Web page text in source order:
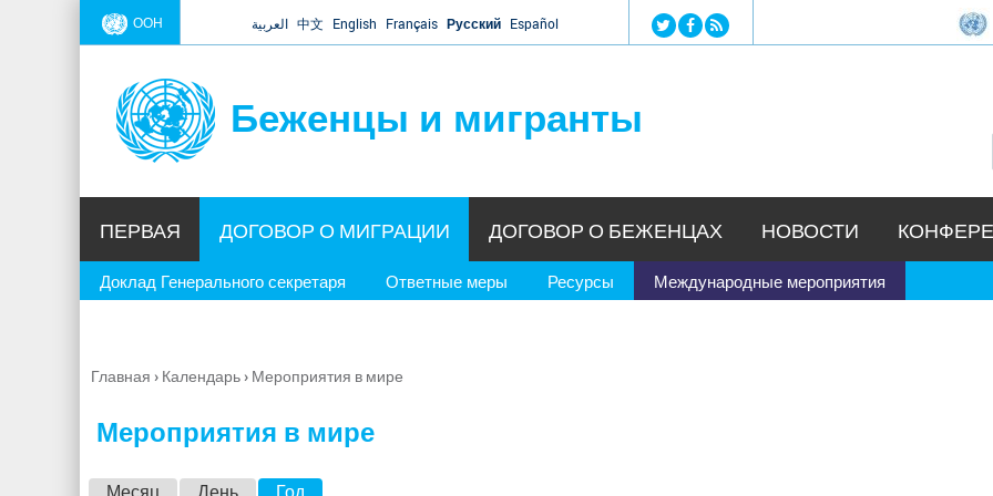
Jump to navigation
ООН العربية 中文 English Français Русский Español
Беженцы и мигранты
ПЕРВАЯ ДОГОВОР О МИГРАЦИИ
Доклад Генерального секретаря Ответные меры Ресурсы Международные мероприятия
ДОГОВОР О БЕЖЕНЦАХ НОВОСТИ
Вы
Главная › Календарь› Мероприятия в мире
Мероприятия в мире